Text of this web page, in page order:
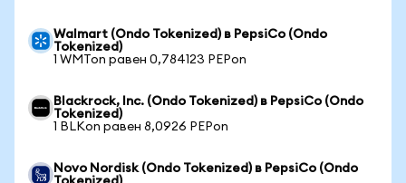
Walmart (Ondo Tokenized) в PepsiCo (Ondo
Tokenized)
1 WMTon равен 0,784123 PEPon
Blackrock, Inc. (Ondo Tokenized) в PepsiCo (Ondo
Tokenized)
1 BLKon равен 8,0926 PEPon
Novo Nordisk (Ondo Tokenized) в PepsiCo (Ondo